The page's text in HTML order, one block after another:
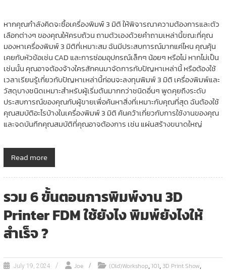
หากคุณกำลังคิดจะซื้อเครื่องพิมพ์ 3 มิติ ให้พิจารณาความต้องการและตัว
เลือกต่างๆ ของคุณให้ครบถ้วน ถามตัวเองด้วยคำถามเหล่านี้ขณะที่คุณ
มองหาเครื่องพิมพ์ 3 มิติที่เหมาะสม ฉันมีประสบการณ์มากแค่ไหน คุณคุ้น
เคยกับหัวข้อเช่น CAD และการซ่อมอุปกรณ์เล็กๆ น้อยๆ หรือไม่ หากไม่เป็น
เช่นนั้น คุณอาจต้องจ้างใครสักคนมาจัดการกับปัญหาเหล่านี้ หรือต้องใช้
เวลาเรียนรู้เกี่ยวกับปัญหาเหล่านี้ก่อนจะลงทุนพิมพ์ 3 มิติ เครื่องพิมพ์และ
วัสดุบางชนิดเหมาะสำหรับผู้เริ่มต้นมากกว่าชนิดอื่นๆ พูดคุยถึงระดับ
ประสบการณ์ของคุณกับผู้ขายเพื่อค้นหาสิ่งที่เหมาะกับคุณที่สุด ฉันต้องใช้
คุณสมบัติอะไรบ้างในเครื่องพิมพ์ 3 มิติ ค้นคว้าเกี่ยวกับการใช้งานของคุณ
และจดบันทึกคุณสมบัติที่คุณอาจต้องการ เช่น แผ่นสร้างขนาดใหญ่
Read more
รวม 6 ขั้นตอนการพิมพ์งาน 3D
Printer FDM ใช้ยังไง พิมพ์ยังไงให้
สำเร็จ ?
July 19, 2024 Joe (Old)Workshop,101,3D Print Show,